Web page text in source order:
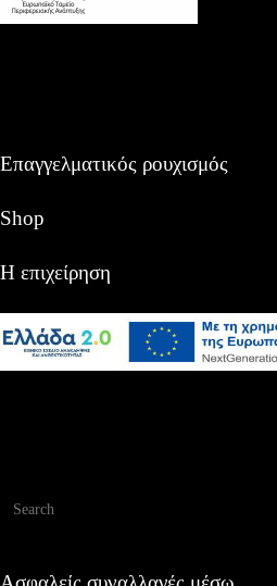
Επαγγελματικός ρουχισμός
Shop
Η επιχείρηση